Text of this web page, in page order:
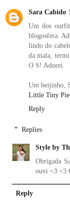
Sara Cabido
Um dos
blogosfera.
lindo do
da mala,
O S! Adorei.
Um beijinho,
Little Tiny
Reply
Replies
Style by
Obrigada
ouvi <3 <3
Reply